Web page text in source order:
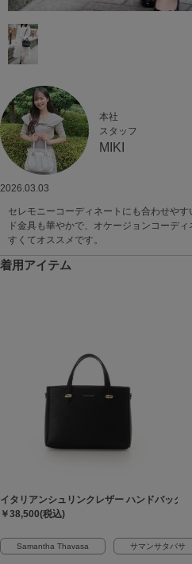
本社
スタッフ
MIKI
2026.03.03
セレモニーコーディネートにも合わせや
ド金具も華やかで、オケージョンコーデ
すくてオススメです。
着用アイテム
イタリアンシュリンクレザー ハンドバッグ
￥38,500(税込)
Samantha Thavasa サマンサタバサ